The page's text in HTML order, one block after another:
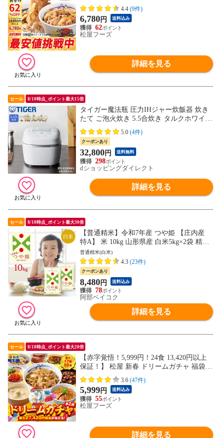
牛丼 非常食
4.4 (9件)
6,780円 送料込み
62
松屋フーズ
詳細を見る
セール 8/10時点_ポイント最大15倍
タイガー魔法瓶 圧力IHジャー炊飯器 炊き
たて ご泡火炊き 5.5合炊き タルクホワイト
遠赤9層土鍋かまどコート釜 日本製 極みう
ま キッチン家電 ごはん お米 JPI-X100WX
5.0 (4件)
クーポンあり
32,800円 送料無料
298
dショッピングダイレクト
詳細を見る
セール 8/10時点_ポイント最大30倍
【普通精米】令和7年産 つや姫 【庄内産
特A】 米 10kg 山形県産 白米5kg×2袋 精米
白米 お米 送料無料 ※北海道・中国・四
国・九州・沖縄は別途追加送料 コメ こめ c
p202312628
普通精米(白米)
4.3 (23件)
クーポンあり
8,480円 送料込み
78
阿部ベイコク
詳細を見る
セール 8/10時点_ポイント最大20倍
【赤字覚悟！5,999円！24食 13,420円以上
保証！】 松屋 新春 ドリームガチャ 福袋 2
026 最大27,420円相当が当たる！ 牛めし 牛
めしの具 牛肉 肉 セット まつや 牛丼 食品
グルメ 冷凍 冷凍食品 送料無料 惣菜 非常
食 ご飯のお供
3.6 (47件)
5,999円 送料込み
55
松屋フーズ
詳細を見る